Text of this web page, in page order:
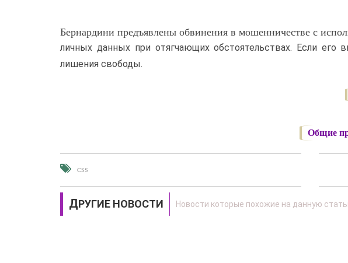
Бернардини предъявлены обвинения в мошенничестве с
личных данных при отягчающих обстоятельствах. Если его
лишения свободы.
Общие
CSS
ДРУГИЕ НОВОСТИ